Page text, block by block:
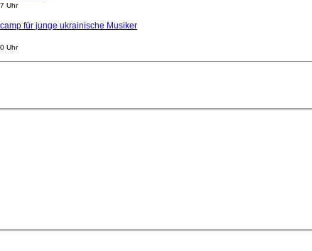
Uhr
für junge ukrainische Musiker
Uhr
Stefan Veselka